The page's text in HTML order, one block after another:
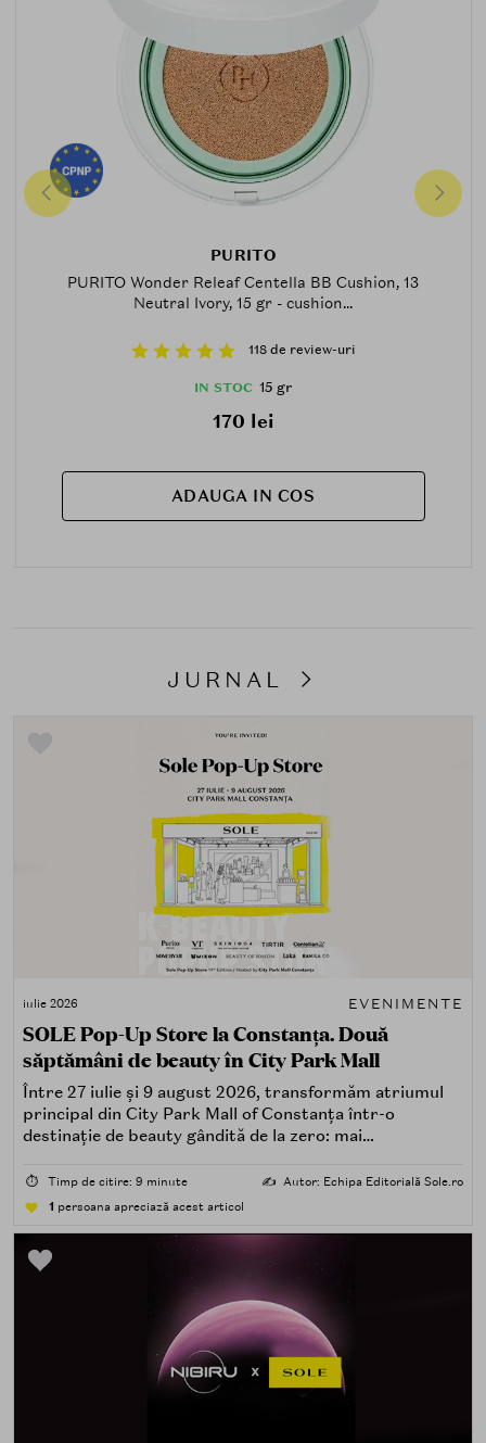
PURITO
PURITO Wonder Releaf Centella BB Cushion, 13
Neutral Ivory, 15 gr - cushion...
118 de review-uri
IN STOC 15 gr
170 lei
ADAUGA IN COS
JURNAL
iulie 2026 EVENIMENTE
SOLE Pop-Up Store la Constanța. Două
săptămâni de beauty în City Park Mall
Între 27 iulie și 9 august 2026, transformăm atriumul
principal din City Park Mall of Constanța într-o
destinație de beauty gândită de la zero: mai
care îți place, de fapt, să descoperi produse — testând,
atingând, comparând, întrebând.
⏱️ Timp de citire: 9 minute ✍️ Autor: Echipa Editorială Sole.ro
1 persoana apreciază acest articol